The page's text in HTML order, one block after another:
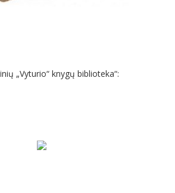
„Vyturio“ knygų biblioteka“: